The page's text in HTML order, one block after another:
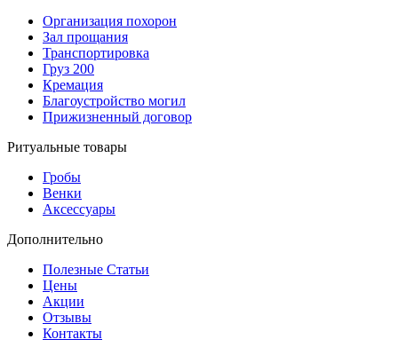
Организация похорон
Зал прощания
Транспортировка
Груз 200
Кремация
Благоустройство могил
Прижизненный договор
Ритуальные товары
Гробы
Венки
Аксессуары
Дополнительно
Полезные Статьи
Цены
Акции
Отзывы
Контакты